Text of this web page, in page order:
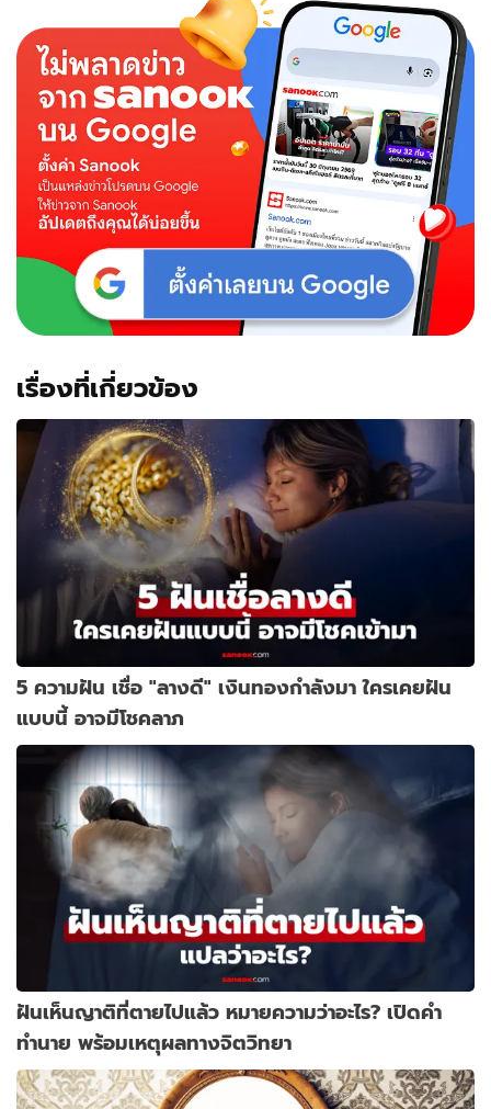
เรื่องที่เกี่ยวข้อง
5 ความฝัน เชื่อ "ลางดี" เงินทองกำลังมา ใครเคยฝัน
แบบนี้ อาจมีโชคลาภ
ฝันเห็นญาติที่ตายไปแล้ว หมายความว่าอะไร? เปิดคำ
ทำนาย พร้อมเหตุผลทางจิตวิทยา